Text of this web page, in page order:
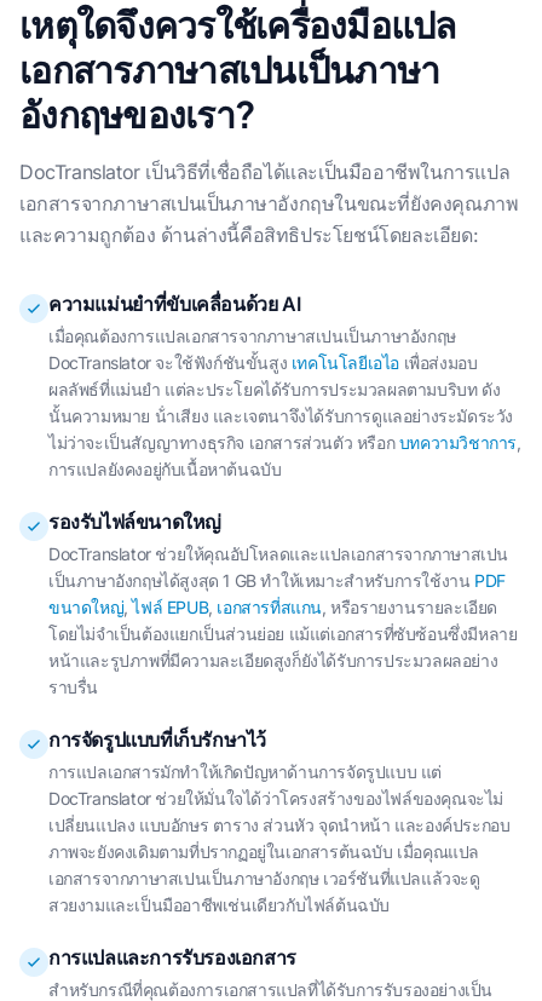
เหตุใดจึงควรใช้เครื่องมือแปล
เอกสารภาษาสเปนเป็นภาษา
อังกฤษของเรา?
DocTranslator เป็นวิธีที่เชื่อถือได้และเป็นมืออาชีพในการแปล
เอกสารจากภาษาสเปนเป็นภาษาอังกฤษในขณะที่ยังคงคุณภาพ
และความถูกต้อง ด้านล่างนี้คือสิทธิประโยชน์โดยละเอียด:
ความแม่นยำที่ขับเคลื่อนด้วย AI
เมื่อคุณต้องการแปลเอกสารจากภาษาสเปนเป็นภาษาอังกฤษ
DocTranslator จะใช้ฟังก์ชันขั้นสูง เทคโนโลยีเอไอ เพื่อส่งมอบ
ผลลัพธ์ที่แม่นยํา แต่ละประโยคได้รับการประมวลผลตามบริบท ดัง
นั้นความหมาย น้ําเสียง และเจตนาจึงได้รับการดูแลอย่างระมัดระวัง
ไม่ว่าจะเป็นสัญญาทางธุรกิจ เอกสารส่วนตัว หรือกบทความวิชาการ,
การแปลยังคงอยู่กับเนื้อหาต้นฉบับ
รองรับไฟล์ขนาดใหญ่
DocTranslator ช่วยให้คุณอัปโหลดและแปลเอกสารจากภาษาสเปน
เป็นภาษาอังกฤษได้สูงสุด 1 GB ทำให้เหมาะสำหรับการใช้งาน PDF
ขนาดใหญ่,ไฟล์ EPUB, เอกสารที่สแกน, หรือรายงานรายละเอียด
โดยไม่จําเป็นต้องแยกเป็นส่วนย่อย แม้แต่เอกสารที่ซับซ้อนซึ่งมีหลาย
หน้าและรูปภาพที่มีความละเอียดสูงก็ยังได้รับการประมวลผลอย่าง
ราบรื่น
การจัดรูปแบบที่เก็บรักษาไว้
การแปลเอกสารมักทำให้เกิดปัญหาด้านการจัดรูปแบบ แต่
DocTranslator ช่วยให้มั่นใจได้ว่าโครงสร้างของไฟล์ของคุณจะไม่
เปลี่ยนแปลง แบบอักษร ตาราง ส่วนหัว จุดนำหน้า และองค์ประกอบ
ภาพจะยังคงเดิมตามที่ปรากฏอยู่ในเอกสารต้นฉบับ เมื่อคุณแปล
เอกสารจากภาษาสเปนเป็นภาษาอังกฤษ เวอร์ชันที่แปลแล้วจะดู
สวยงามและเป็นมืออาชีพเช่นเดียวกับไฟล์ต้นฉบับ
การแปลและการรับรองเอกสาร
สำหรับกรณีที่คุณต้องการเอกสารแปลที่ได้รับการรับรองอย่างเป็น